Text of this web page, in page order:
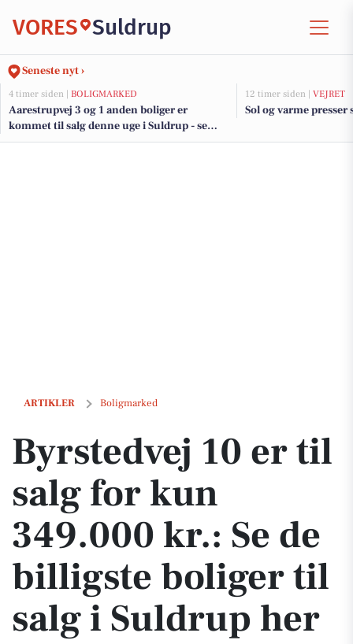
VORES Suldrup
Seneste nyt ›
4 timer siden | BOLIGMARKED
Aarestrupvej 3 og 1 anden boliger er
kommet til salg denne uge i Suldrup - se
boligerne her.
12 timer siden | VEJRET
Sol og varme presser
ARTIKLER Boligmarked
Byrstedvej 10 er til salg for kun 349.000 kr.: Se de billigste boliger
Byrstedvej 10 er til
salg for kun
349.000 kr.: Se de
billigste boliger til
salg i Suldrup her